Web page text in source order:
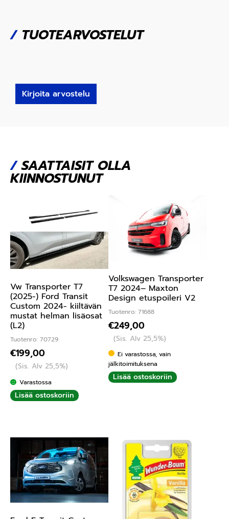
/TUOTEARVOSTELUT
Kirjoita arvostelu
/SAATTAISIT OLLA
KIINNOSTUNUT
Vw Transporter T7
(2025-) Ford Transit
Custom 2024- kiiltävän
mustat helman lisäosat
(L2)
Tuotenro: 70729
€199,00
(Sis. Alv 25,5%)
Varastossa
Lisää ostoskoriin
Volkswagen Transporter
T7 2024– Maxton
Design etuspoileri V2
Tuotenro: 71688
€249,00
(Sis. Alv 25,5%)
Ei varastossa, vain
jälkitoimituksena
Lisää ostoskoriin